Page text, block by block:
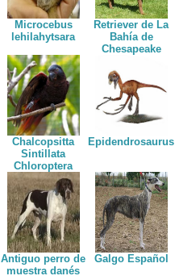
Microcebus
lehilahytsara
Retriever de La
Bahía de
Chesapeake
Chalcopsitta
Sintillata
Chloroptera
Epidendrosaurus
Antiguo perro de
muestra danés
Galgo Español